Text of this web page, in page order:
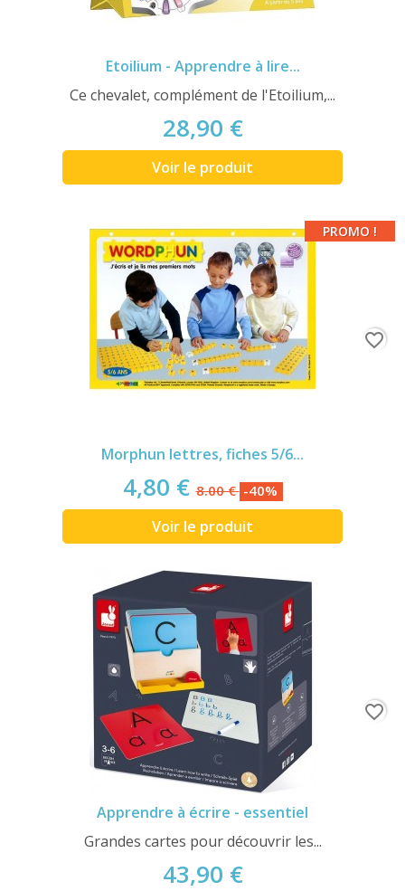
Etoilium - Apprendre à lire...
Ce chevalet, complément de l'Etoilium,...
28,90 €
Voir le produit
Morphun lettres, fiches 5/6...
4,80 €8.00 € -40%
Voir le produit
PROMO !
favorite_border
Apprendre à écrire - essentiel
Grandes cartes pour découvrir les...
43,90 €
favorite_border